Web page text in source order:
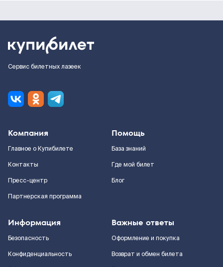
Сервис билетных лазеек
Компания
Главное о Купибилете
Контакты
Пресс-центр
Партнерская программа
Помощь
База знаний
Где мой билет
Блог
Информация
Безопасность
Конфиденциальность
Важные ответы
Оформление и покупка
Возврат и обмен билета